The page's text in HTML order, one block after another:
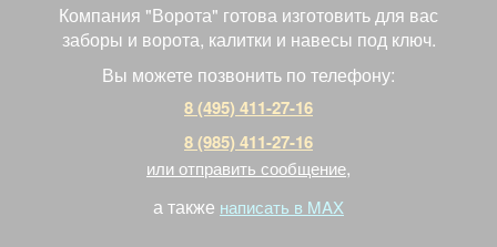
Компания "Ворота" готова изготовить для вас
заборы и ворота, калитки и навесы под ключ.
Вы можете позвонить по телефону:
8 (495) 411-27-16
8 (985) 411-27-16
или отправить сообщение,
а также написать в MAX